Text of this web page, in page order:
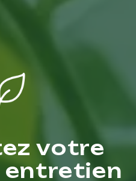
votre
entretien